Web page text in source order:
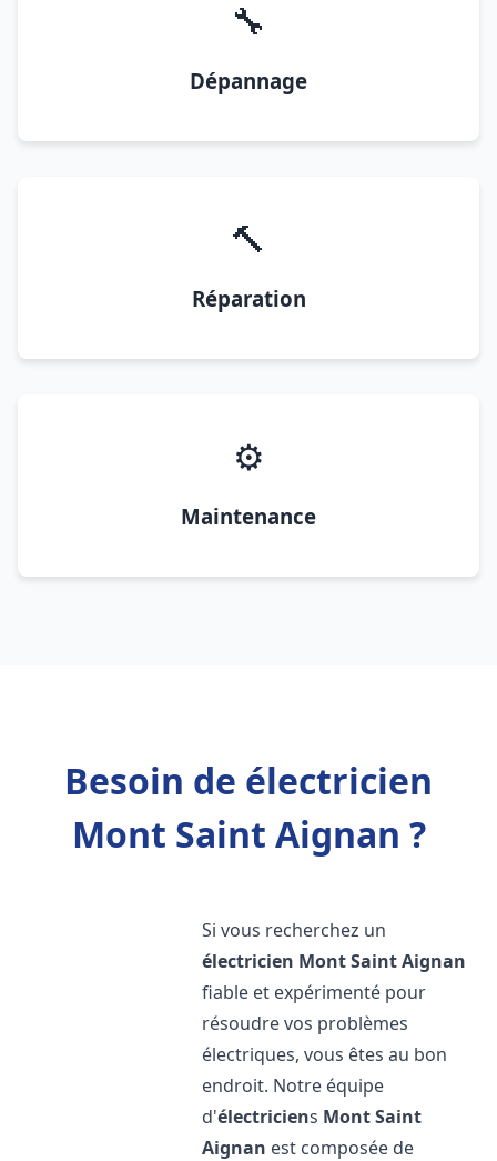
🔧
Dépannage
🔨
Réparation
⚙️
Maintenance
Besoin de électricien
Mont Saint Aignan ?
Si vous recherchez un
électricien Mont Saint Aignan
fiable et expérimenté pour
résoudre vos problèmes
électriques, vous êtes au bon
endroit. Notre équipe
d'électriciens Mont Saint
Aignan est composée de